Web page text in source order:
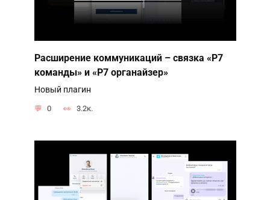
Расширение коммуникаций – связка «Р7
команды» и «Р7 органайзер»
Новый плагин
0 3.2к.